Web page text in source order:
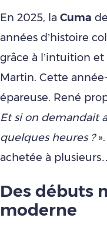
En 2025, la Cuma
années d’histoire
grâce à l’intuition et
Martin. Cette
épareuse. René
Et si on demandait
quelques heures ?
achetée à
Des débuts
moderne